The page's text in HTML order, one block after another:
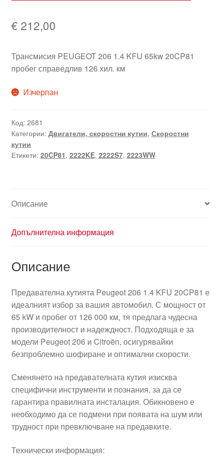
€ 212,00
Трансмисия PEUGEOT 206 1.4 KFU 65kw 20CP81
пробег справедлив 126 хил. км
Изчерпан
Код: 2681
Категории: Двигатели, скоростни кутии, Скоростни
кутии
Етикети: 20CP81, 2222KE, 2222S7, 2223WW
Описание
Допълнителна информация
Описание
Предавателна кутията Peugeot 206 1.4 KFU 20CP81 е
идеалният избор за вашия автомобил. С мощност от
65 kW и пробег от 126 000 км, тя предлага чудесна
производителност и надеждност. Подходяща е за
модели Peugeot 206 и Citroën, осигурявайки
безпроблемно шофиране и оптимални скорости.
Сменянето на предавателната кутия изисква
специфични инструменти и познания, за да се
гарантира правилната инсталация. Обикновено е
необходимо да се подмени при появата на шум или
трудност при превключване на предавките.
Технически информация: